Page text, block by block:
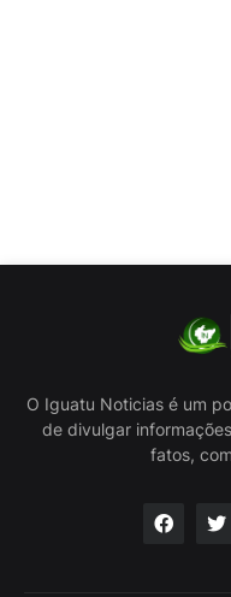
O Iguatu Noticias é um
de divulgar
fatos,